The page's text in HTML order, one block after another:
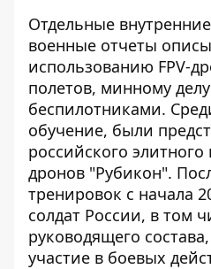
Отдельные
военные отчеты
использованию FPV-
полетов, минному
беспилотниками.
обучение, были
российского
дронов "Рубикон".
тренировок с начала
солдат России, в том
руководящего
участие в боевых